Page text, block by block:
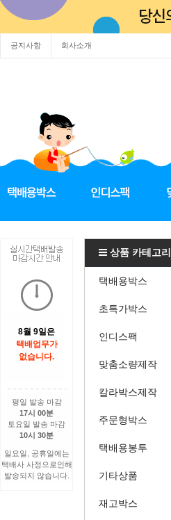
공지사항 회사소개
8월 9일은
택배업무가
없습니다.
평일 발송 마감
17시 00분
토요일 발송 마감
10시 30분
일요일, 공휴일에는
택배사 사정으로인해
발송되지 않습니다.
상품 카테고리
택배용박스
초특가박스
인디스팩
맞춤소량제작
칼라박스제작
주문형박스
택배용봉투
기타상품
재고박스